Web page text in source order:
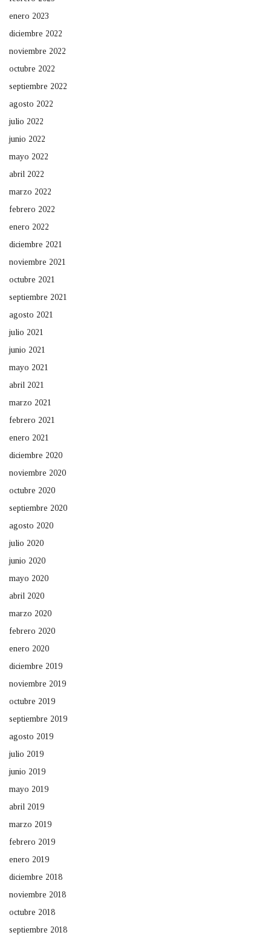
enero 2023
diciembre 2022
noviembre 2022
octubre 2022
septiembre 2022
agosto 2022
julio 2022
junio 2022
mayo 2022
abril 2022
marzo 2022
febrero 2022
enero 2022
diciembre 2021
noviembre 2021
octubre 2021
septiembre 2021
agosto 2021
julio 2021
junio 2021
mayo 2021
abril 2021
marzo 2021
febrero 2021
enero 2021
diciembre 2020
noviembre 2020
octubre 2020
septiembre 2020
agosto 2020
julio 2020
junio 2020
mayo 2020
abril 2020
marzo 2020
febrero 2020
enero 2020
diciembre 2019
noviembre 2019
octubre 2019
septiembre 2019
agosto 2019
julio 2019
junio 2019
mayo 2019
abril 2019
marzo 2019
febrero 2019
enero 2019
diciembre 2018
noviembre 2018
octubre 2018
septiembre 2018